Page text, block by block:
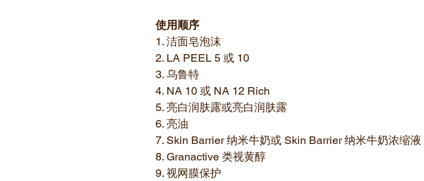
使用顺序
1. 洁面皂泡沫
2. LA PEEL 5 或 10
3. 乌鲁特
4. NA 10 或 NA 12 Rich
5. 亮白润肤露或亮白润肤露
6. 亮油
7. Skin Barrier 纳米牛奶或 Skin Barrier 纳米牛奶浓缩液
8. Granactive 类视黄醇
9. 视网膜保护